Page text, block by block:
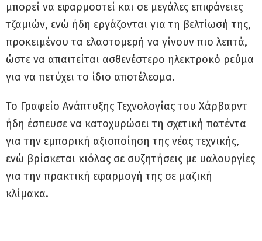
μπορεί να εφαρμοστεί και σε μεγάλες επιφάνειες
τζαμιών, ενώ ήδη εργάζονται για τη βελτίωσή της,
προκειμένου τα ελαστομερή να γίνουν πιο λεπτά,
ώστε να απαιτείται ασθενέστερο ηλεκτροκό ρεύμα
για να πετύχει το ίδιο αποτέλεσμα.
Το Γραφείο Ανάπτυξης Τεχνολογίας του Χάρβαρντ
ήδη έσπευσε να κατοχυρώσει τη σχετική πατέντα
για την εμπορική αξιοποίηση της νέας τεχνικής,
ενώ βρίσκεται κιόλας σε συζητήσεις με υαλουργίες
για την πρακτική εφαρμογή της σε μαζική
κλίμακα.